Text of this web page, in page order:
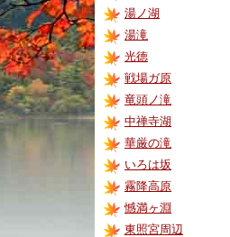
湯ノ湖
湯滝
光徳
戦場ガ原
竜頭ノ滝
中禅寺湖
華厳の滝
いろは坂
霧降高原
憾満ヶ淵
東照宮周辺